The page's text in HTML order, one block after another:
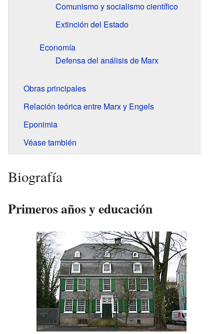
Comunismo y socialismo científico
Extinción del Estado
Economía
Defensa del análisis de Marx
Obras principales
Relación teórica entre Marx y Engels
Eponimia
Véase también
Biografía
Primeros años y educación